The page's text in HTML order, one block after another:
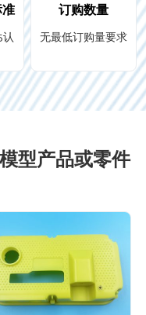
认
订购数量
无最低订购量要求
型产品或零件